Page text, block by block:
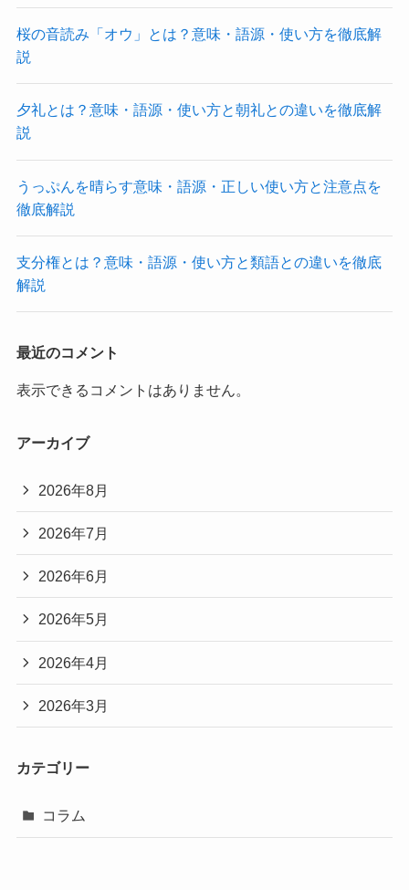
桜の音読み「オウ」とは？意味・語源・使い方を徹底解
説
夕礼とは？意味・語源・使い方と朝礼との違いを徹底解
説
うっぷんを晴らす意味・語源・正しい使い方と注意点を
徹底解説
支分権とは？意味・語源・使い方と類語との違いを徹底
解説
最近のコメント
表示できるコメントはありません。
アーカイブ
2026年8月
2026年7月
2026年6月
2026年5月
2026年4月
2026年3月
カテゴリー
コラム